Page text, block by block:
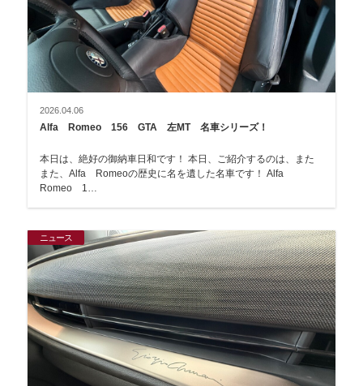
2026.04.06
Alfa Romeo 156 GTA 左MT 名車シリーズ！
本日は、絶好の御納車日和です！ 本日、ご紹介するのは、また
また、Alfa Romeoの歴史に名を遺した名車です！ Alfa
Romeo 1…
ニュース